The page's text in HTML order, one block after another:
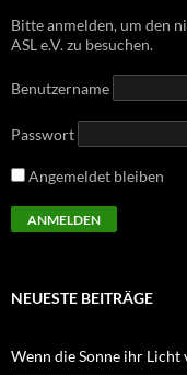
Bitte anmelden, um den
ASL e.V. zu besuchen.
Benutzername
Passwort
Angemeldet bleiben
NEUESTE BEITRÄGE
Wenn die Sonne ihr